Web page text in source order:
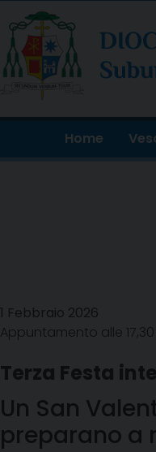
to
content
Home
1 Febbraio 2026
Appuntamento alle
Terza Festa
Un San
preparano a